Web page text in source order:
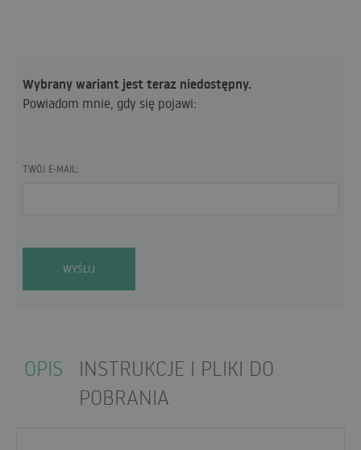
Wybrany wariant jest teraz niedostępny.
Powiadom mnie, gdy się pojawi:
TWÓJ E-MAIL:
WYŚLIJ
OPIS
INSTRUKCJE I PLIKI DO
POBRANIA